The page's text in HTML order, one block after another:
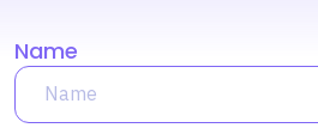
Name